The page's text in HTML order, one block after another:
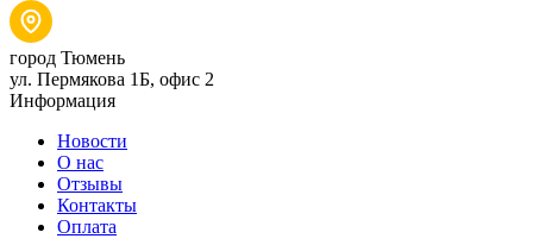
город Тюмень
ул. Пермякова 1Б, офис 2
Информация
Новости
О нас
Отзывы
Контакты
Оплата